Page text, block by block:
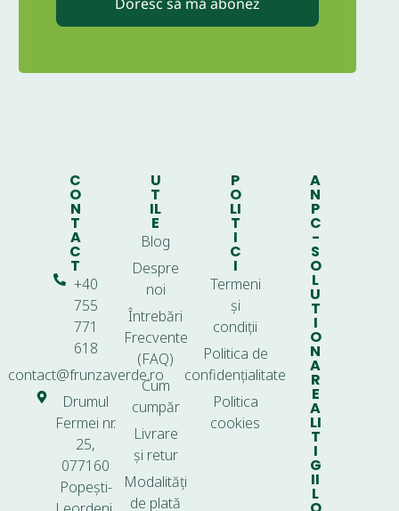
C
O
N
T
A
C
T
+40
755
771
618
contact@frunzaverde.ro
Drumul
Fermei nr.
25,
077160
Popești-
U
T
IL
E
Blog
Despre
noi
Întrebări
Frecvente
(FAQ)
Cum
cumpăr
Livrare
și retur
Modalități
de plată
P
O
LI
T
I
C
I
Termeni
și
condiții
Politica de
confidențialitate
Politica
cookies
A
N
P
C
-
S
O
L
U
T
I
O
N
A
R
E
A
LI
T
I
G
II
L